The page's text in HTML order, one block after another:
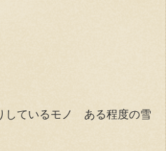
しているモノ ある程度の雪